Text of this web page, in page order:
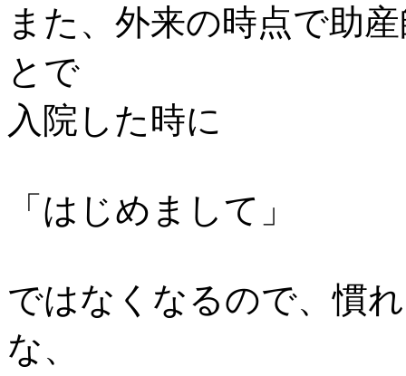
また、外来の時点で助
とで
入院した時に
「はじめまして」
ではなくなるので、慣
な、